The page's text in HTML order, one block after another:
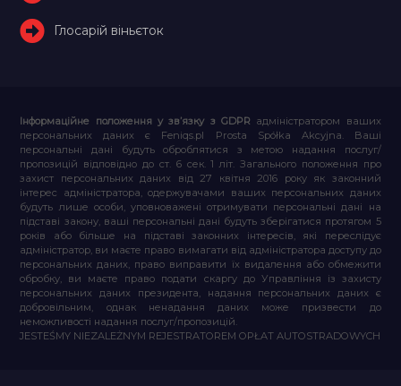
Глосарій віньєток
Інформаційне положення у зв’язку з GDPR адміністратором ваших
персональних даних є Feniqs.pl Prosta Spółka Akcyjna. Ваші
персональні дані будуть оброблятися з метою надання послуг/
пропозицій відповідно до ст. 6 сек. 1 літ. Загального положення про
захист персональних даних від 27 квітня 2016 року як законний
інтерес адміністратора, одержувачами ваших персональних даних
будуть лише особи, уповноважені отримувати персональні дані на
підставі закону, ваші персональні дані будуть зберігатися протягом 5
років або більше на підставі законних інтересів, які переслідує
адміністратор, ви маєте право вимагати від адміністратора доступу до
персональних даних, право виправити їх видалення або обмежити
обробку, ви маєте право подати скаргу до Управління із захисту
персональних даних президента, надання персональних даних є
добровільним, однак ненадання даних може призвести до
неможливості надання послуг/пропозицій.
JESTEŚMY NIEZALEŻNYM REJESTRATOREM OPŁAT AUTOSTRADOWYCH